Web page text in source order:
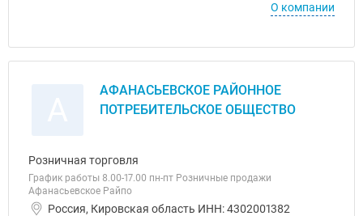
О компании
АФАНАСЬЕВСКОЕ РАЙОННОЕ
ПОТРЕБИТЕЛЬСКОЕ ОБЩЕСТВО
Розничная торговля
График работы 8.00-17.00 пн-пт Розничные продажи
Афанасьевское Райпо
Россия, Кировская область ИНН: 4302001382